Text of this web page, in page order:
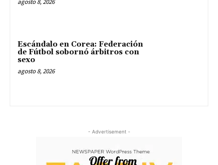
Escándalo en Corea: Federación
de Fútbol sobornó árbitros con
sexo
agosto 8, 2026
- Advertisement -